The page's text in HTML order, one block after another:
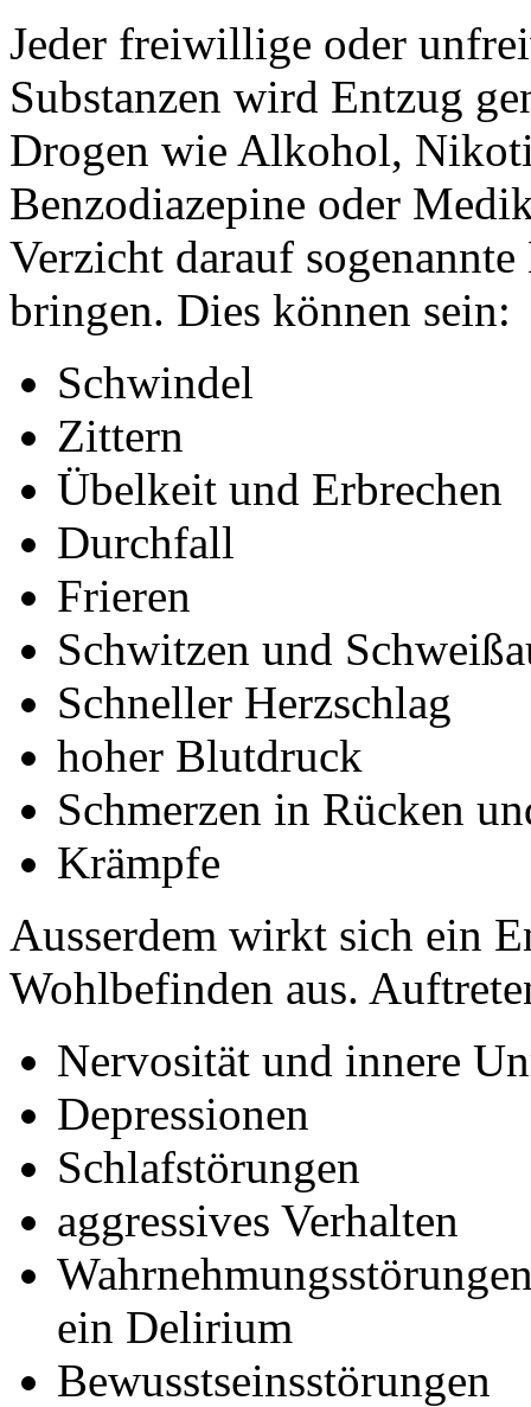
Jeder freiwillige oder
Substanzen wird Entzug
Drogen wie Alkohol,
Benzodiazepine oder
Verzicht darauf
bringen. Dies können sein:
Schwindel
Zittern
Übelkeit und Erbrechen
Durchfall
Frieren
Schwitzen und
Schneller Herzschlag
hoher Blutdruck
Schmerzen in Rücken
Krämpfe
Ausserdem wirkt sich ein
Wohlbefinden aus.
Nervosität und innere
Depressionen
Schlafstörungen
aggressives Verhalten
ein Delirium
Bewusstseinsstörungen